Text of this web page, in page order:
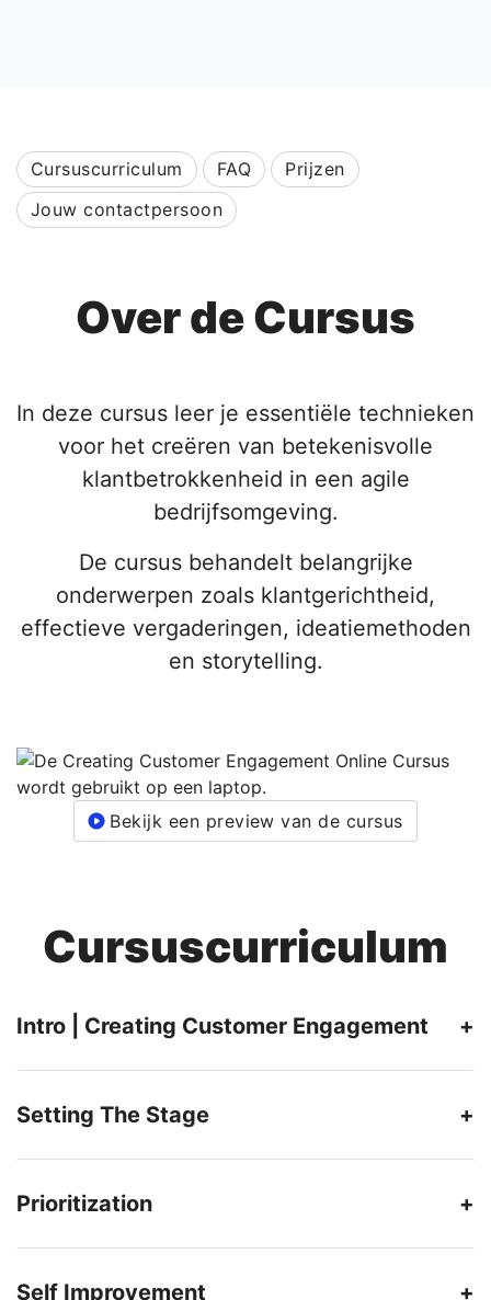
Cursuscurriculum FAQ
Prijzen
Jouw contactpersoon
Over de Cursus
In deze cursus leer je essentiële technieken
voor het creëren van betekenisvolle
klantbetrokkenheid in een agile
bedrijfsomgeving.
De cursus behandelt belangrijke
onderwerpen zoals klantgerichtheid,
effectieve vergaderingen, ideatiemethoden
en storytelling.
Bekijk een preview van de cursus
Cursuscurriculum
Intro | Creating Customer Engagement
Setting The Stage
Prioritization
Self Improvement